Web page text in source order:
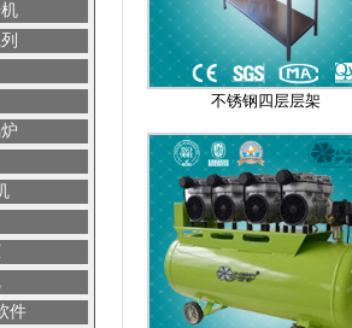
件
不锈钢四层层架